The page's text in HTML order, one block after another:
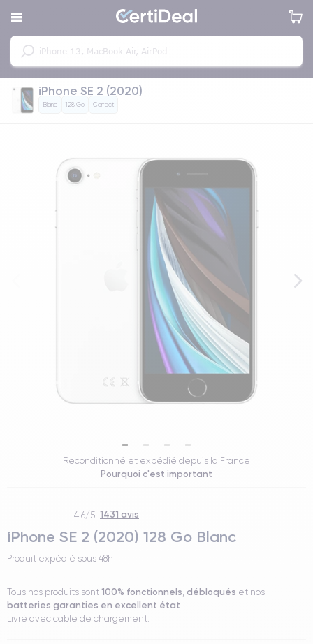
iPhone SE 2 (2020)
Blanc 128 Go Correct
Reconditionné et expédié depuis la France
Pourquoi c'est important
4.6/5-1431 avis
iPhone SE 2 (2020) 128 Go Blanc
Produit expédié sous 48h
Tous nos produits sont 100% fonctionnels, débloqués et nos
batteries garanties en excellent état.
Livré avec cable de chargement.